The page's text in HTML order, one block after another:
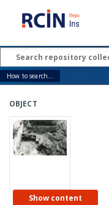
How to search...
OBJECT
Show content